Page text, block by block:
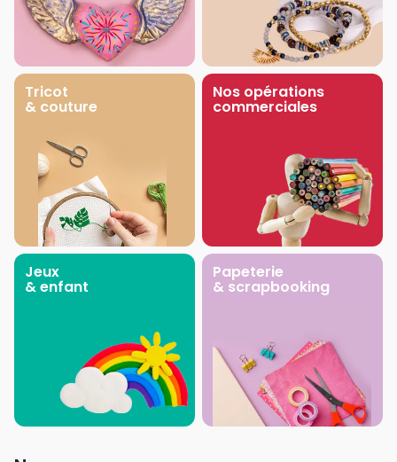
Tricot
& couture
Nos opérations
commerciales
Jeux
& enfant
Papeterie
& scrapbooking